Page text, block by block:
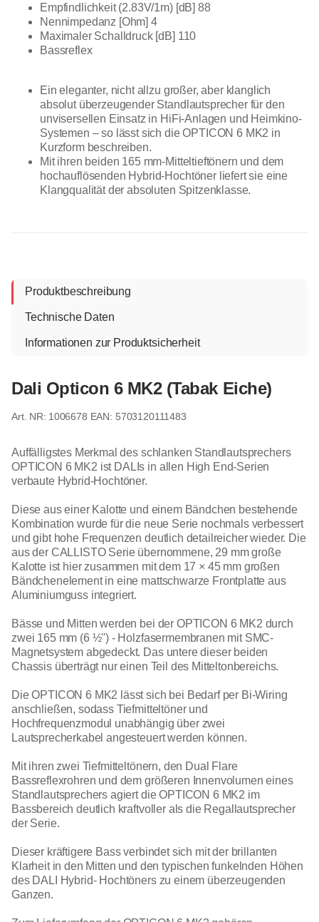
Empfindlichkeit (2.83V/1m) [dB] 88
Nennimpedanz [Ohm] 4
Maximaler Schalldruck [dB] 110
Bassreflex
Ein eleganter, nicht allzu großer, aber klanglich
absolut überzeugender Standlautsprecher für den
unvisersellen Einsatz in HiFi-Anlagen und Heimkino-
Systemen – so lässt sich die OPTICON 6 MK2 in
Kurzform beschreiben.
Mit ihren beiden 165 mm-Mitteltieftönern und dem
hochauflösenden Hybrid-Hochtöner liefert sie eine
Klangqualität der absoluten Spitzenklasse.
Produktbeschreibung
Technische Daten
Informationen zur Produktsicherheit
Dali Opticon 6 MK2 (Tabak Eiche)
1006678 EAN: 5703120111483
Auffälligstes Merkmal des schlanken Standlautsprechers
OPTICON 6 MK2 ist DALIs in allen High End-Serien
verbaute Hybrid-Hochtöner.
Diese aus einer Kalotte und einem Bändchen bestehende
Kombination wurde für die neue Serie nochmals verbessert
und gibt hohe Frequenzen deutlich detailreicher wieder. Die
aus der CALLISTO Serie übernommene, 29 mm große
Kalotte ist hier zusammen mit dem 17 × 45 mm großen
Bändchenelement in eine mattschwarze Frontplatte aus
Aluminiumguss integriert.
Bässe und Mitten werden bei der OPTICON 6 MK2 durch
zwei 165 mm (6 ½'') - Holzfasermembranen mit SMC-
Magnetsystem abgedeckt. Das untere dieser beiden
Chassis überträgt nur einen Teil des Mitteltonbereichs.
Die OPTICON 6 MK2 lässt sich bei Bedarf per Bi-Wiring
anschließen, sodass Tiefmitteltöner und
Hochfrequenzmodul unabhängig über zwei
Lautsprecherkabel angesteuert werden können.
Mit ihren zwei Tiefmitteltönern, den Dual Flare
Bassreflexrohren und dem größeren Innenvolumen eines
Standlautsprechers agiert die OPTICON 6 MK2 im
Bassbereich deutlich kraftvoller als die Regallautsprecher
der Serie.
Dieser kräftigere Bass verbindet sich mit der brillanten
Klarheit in den Mitten und den typischen funkelnden Höhen
des DALI Hybrid- Hochtöners zu einem überzeugenden
Ganzen.